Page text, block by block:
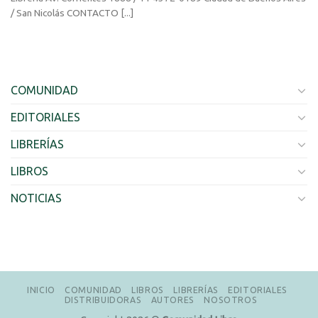
/ San Nicolás CONTACTO [...]
COMUNIDAD
EDITORIALES
LIBRERÍAS
LIBROS
NOTICIAS
INICIO COMUNIDAD LIBROS LIBRERÍAS
EDITORIALES
DISTRIBUIDORAS
AUTORES NOSOTROS